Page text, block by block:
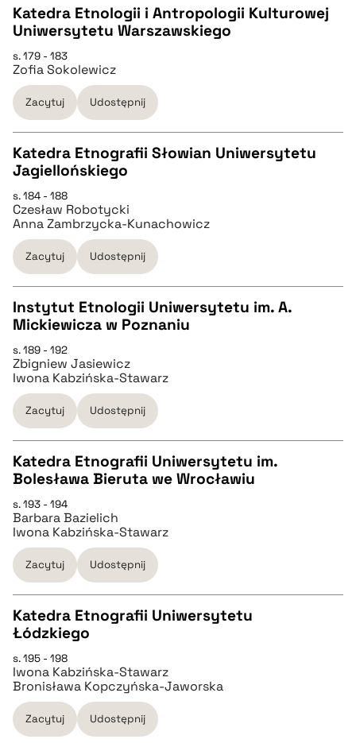
pobierz cytat
CZYSTY TEKST
pobierz cytat
BIBTEX
pobierz cytat
Katedra Etnologii i Antropologii Kulturowej
Uniwersytetu Warszawskiego
s. 179 - 183
Zofia Sokolewicz
Zacytuj Udostępnij
CZYSTY TEKST
pobierz cytat
BIBTEX
pobierz cytat
Katedra Etnografii Słowian Uniwersytetu
Jagiellońskiego
s. 184 - 188
Czesław Robotycki
Anna Zambrzycka-Kunachowicz
Zacytuj Udostępnij
pobierz cytat
BIBTEX
pobierz cytat
Instytut Etnologii Uniwersytetu im. A.
Mickiewicza w Poznaniu
s. 189 - 192
Zbigniew Jasiewicz
Iwona Kabzińska-Stawarz
Zacytuj Udostępnij
pobierz cytat
BIBTEX
pobierz cytat
Katedra Etnografii Uniwersytetu im.
Bolesława Bieruta we Wrocławiu
s. 193 - 194
Barbara Bazielich
Iwona Kabzińska-Stawarz
Zacytuj Udostępnij
CZYSTY TEKST
pobierz cytat
Katedra Etnografii Uniwersytetu
Łódzkiego
s. 195 - 198
Iwona Kabzińska-Stawarz
Bronisława Kopczyńska-Jaworska
Zacytuj Udostępnij